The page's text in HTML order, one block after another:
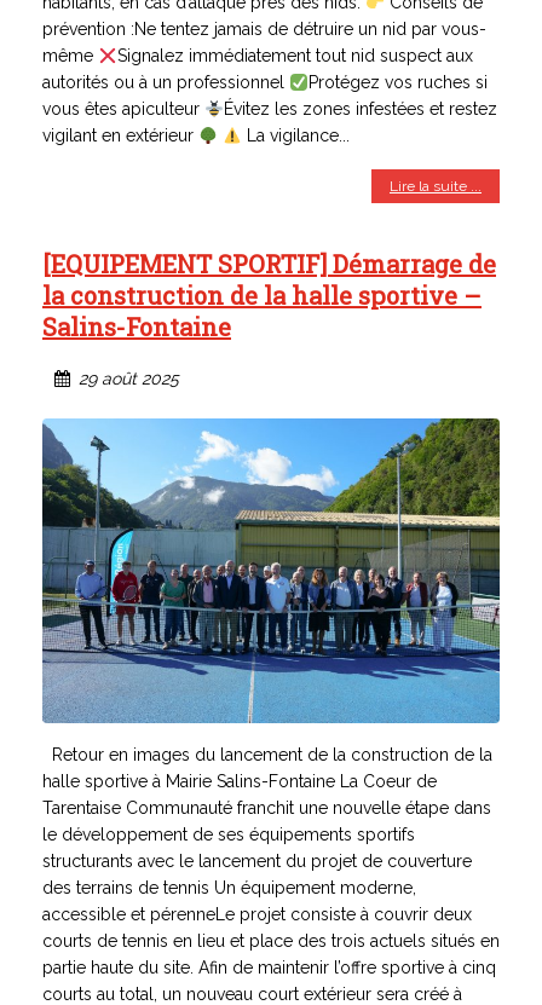
prévention :Ne tentez jamais de détruire un nid par vous-
même
Signalez immédiatement tout nid suspect aux
autorités ou à un professionnel
Protégez vos ruches si
vous êtes apiculteur
Évitez les zones infestées et restez
vigilant en extérieur
La vigilance...
Lire la suite ...
[EQUIPEMENT SPORTIF] Démarrage de
la construction de la halle sportive –
Salins-Fontaine
29 août 2025
Retour en images du lancement de la construction de la
halle sportive à Mairie Salins-Fontaine La Coeur de
Tarentaise Communauté franchit une nouvelle étape dans
le développement de ses équipements sportifs
structurants avec le lancement du projet de couverture
des terrains de tennis Un équipement moderne,
accessible et pérenneLe projet consiste à couvrir deux
courts de tennis en lieu et place des trois actuels situés en
partie haute du site. Afin de maintenir l’offre sportive à cinq
courts au total, un nouveau court extérieur sera créé à